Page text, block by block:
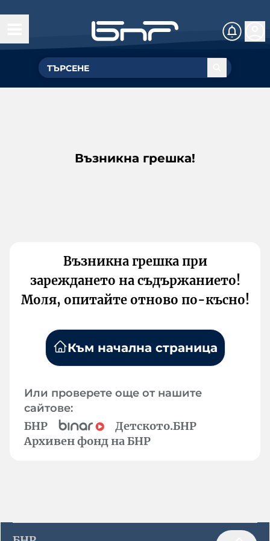
Възникна грешка!
Възникна грешка при
зареждането на съдържанието!
Моля, опитайте отново по-късно!
Към начална страница
Или проверете още от нашите
сайтове:
БНР
Детското.БНР
Архивен фонд на БНР